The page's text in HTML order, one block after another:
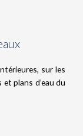
de
sur les
plans d’eau du